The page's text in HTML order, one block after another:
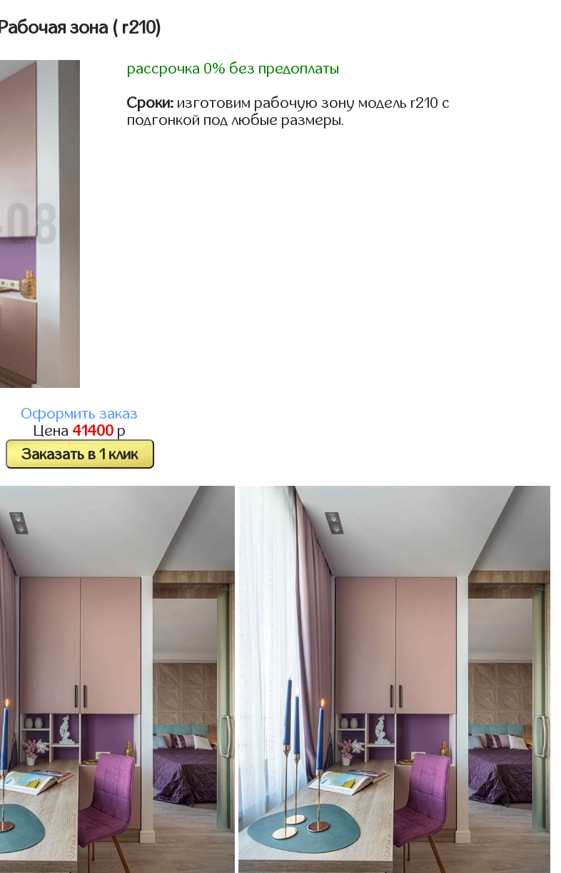
Рабочая зона ( r210)
рассрочка 0% без предоплаты
Сроки: изготовим рабочую зону модель r210 с
подгонкой под любые размеры.
Оформить заказ
Цена 41400 р
Заказать в 1 клик